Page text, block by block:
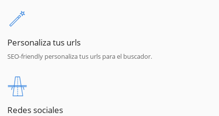
Personaliza tus urls
SEO-friendly personaliza tus urls para el buscador.
Redes sociales